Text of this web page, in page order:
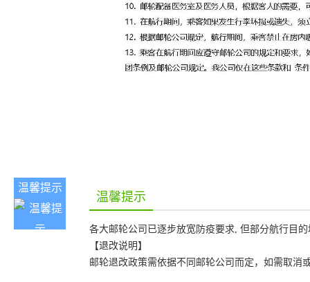
温馨提示
温馨提示
各大邮轮公司已逐步放宽防疫要求, 但部分航行目
【退改说明】
邮轮退改政策需依据不同邮轮公司而定，如需取消